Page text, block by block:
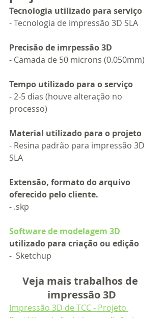
Tecnologia utilizado para serviço
- Tecnologia de impressão 3D SLA
Precisão de imrpessão 3D
- Camada de 50 microns (0.050mm)
Tempo utilizado para o serviço
- 2-5 dias (houve alteração no
processo)
Material utilizado para o projeto
- Resina padrão para impressão 3D
SLA
Extensão, formato do arquivo
oferecido pelo cliente.
- .skp
Software de modelagem 3D
utilizado para criação ou edição
-  Sketchup
Veja mais trabalhos de
impressão 3D
Impressão 3D de TCC - Projeto
Protótipo de Embalagem dinâmico